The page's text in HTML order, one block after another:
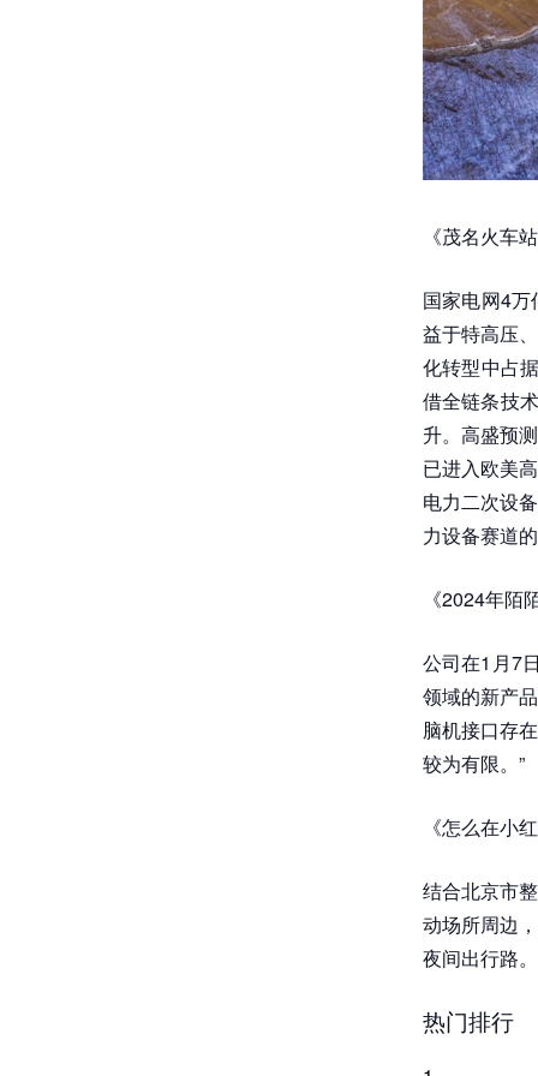
《茂名火车
国家电网4
益于特高压
化转型中占
借全链条技
升。高盛预
已进入欧美
电力二次设
力设备赛道
《2024年陌
公司在1月7
领域的新产
脑机接口存
较为有限。”
《怎么在小
结合北京市
动场所周边
夜间出行路。
热门排行